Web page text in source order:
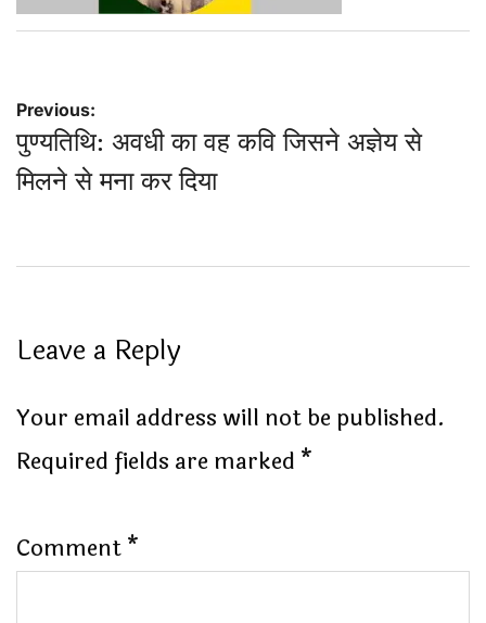
Post
navigation
Previous:
पुण्यतिथि: अवधी का वह कवि जिसने अज्ञेय से
मिलने से मना कर दिया
Leave a Reply
Your email address will not be published.
Required fields are marked *
Comment*